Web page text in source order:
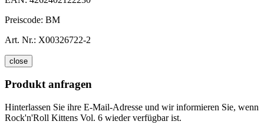
Preiscode: BM
Art. Nr.: X00326722-2
close
Produkt anfragen
Hinterlassen Sie ihre E-Mail-Adresse und wir informieren Sie, wenn
Rock'n'Roll Kittens Vol. 6 wieder verfügbar ist.